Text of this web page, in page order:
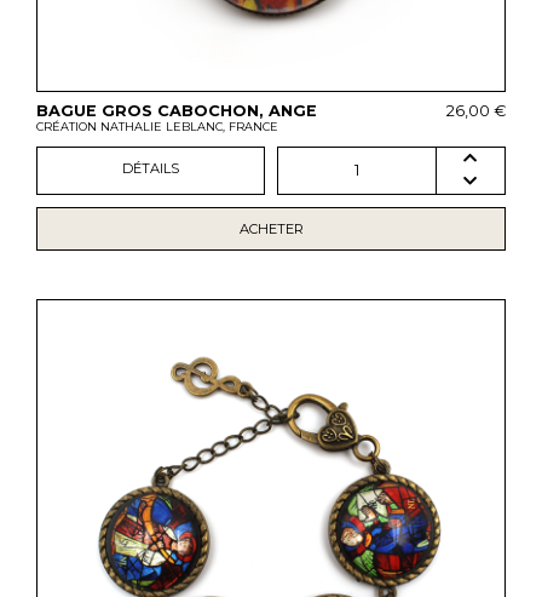
BAGUE GROS CABOCHON, ANGE
CRÉATION NATHALIE LEBLANC, FRANCE
26,00 €
DÉTAILS 1
ACHETER